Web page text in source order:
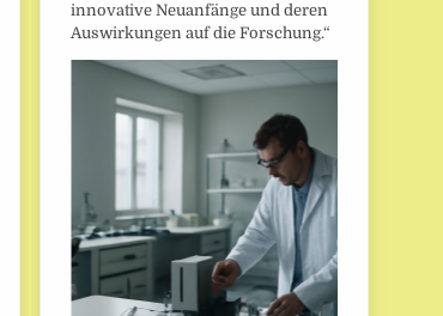
innovative Neuanfänge und deren
Auswirkungen auf die Forschung.“